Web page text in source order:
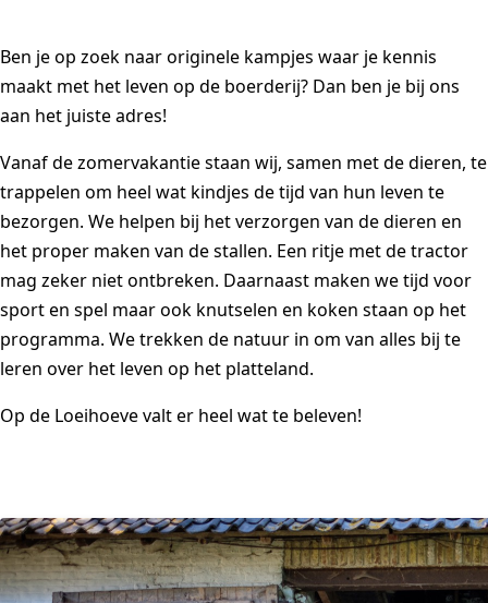
Ben je op zoek naar originele kampjes waar je kennis
maakt met het leven op de boerderij? Dan ben je bij ons
aan het juiste adres!
Vanaf de zomervakantie staan wij, samen met de dieren, te
trappelen om heel wat kindjes de tijd van hun leven te
bezorgen. We helpen bij het verzorgen van de dieren en
het proper maken van de stallen. Een ritje met de tractor
mag zeker niet ontbreken. Daarnaast maken we tijd voor
sport en spel maar ook knutselen en koken staan op het
programma. We trekken de natuur in om van alles bij te
leren over het leven op het platteland.
Op de Loeihoeve valt er heel wat te beleven!